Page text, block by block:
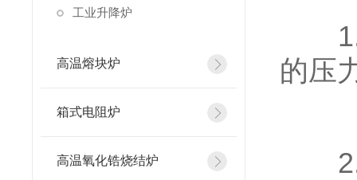
工业升降炉
高温熔块炉
箱式电阻炉
高温氧化锆烧结炉
1.
的压
2.